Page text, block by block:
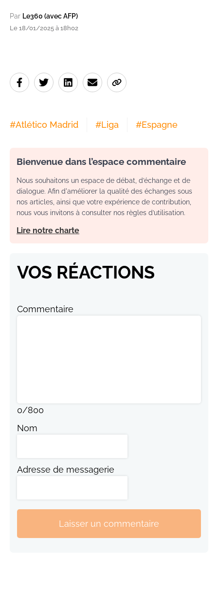
Par Le360 (avec AFP)
Le 18/01/2025 à 18h02
#Atlético Madrid #Liga #Espagne
Bienvenue dans l’espace commentaire
Nous souhaitons un espace de débat, d’échange et de
dialogue. Afin d'améliorer la qualité des échanges sous
nos articles, ainsi que votre expérience de contribution,
nous vous invitons à consulter nos règles d’utilisation.
Lire notre charte
VOS RÉACTIONS
Commentaire
0/800
Nom
Adresse de messagerie
Laisser un commentaire